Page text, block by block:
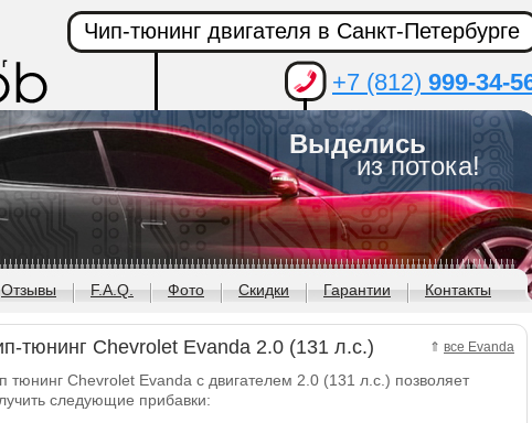
Выделись
из потока!
Чип-тюнинг двигателя в Санкт-Петербурге
+7 (812) 999-34-
Отзывы F.A.Q. Фото Скидки Гарантии Контакты
⇑ все Evanda
тюнинг Chevrolet Evanda 2.0 (131 л.с.)
тюнинг Chevrolet Evanda с двигателем 2.0 (131 л.с.) позволяет
следующие прибавки: